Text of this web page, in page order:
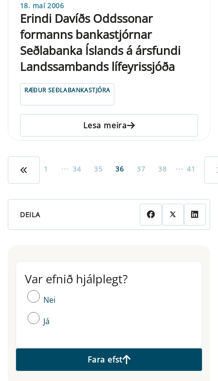
18. maí 2006
Erindi Davíðs Oddssonar
formanns bankastjórnar
Seðlabanka Íslands á ársfundi
Landssambands lífeyrissjóða
RÆÐUR SEÐLABANKASTJÓRA
Lesa meira
1 ... 34 35 36 37 38 ... 41
DEILA
Var efnið hjálplegt?
Var efnið hjálplegt?
Nei
Já
Fara efst